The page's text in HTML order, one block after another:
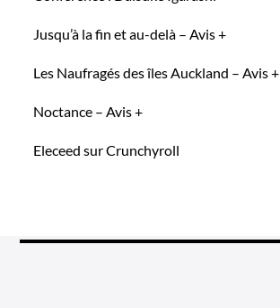
Jusqu’à la fin et au-delà – Avis +
Les Naufragés des îles Auckland – Avis +
Noctance – Avis +
Eleceed sur Crunchyroll